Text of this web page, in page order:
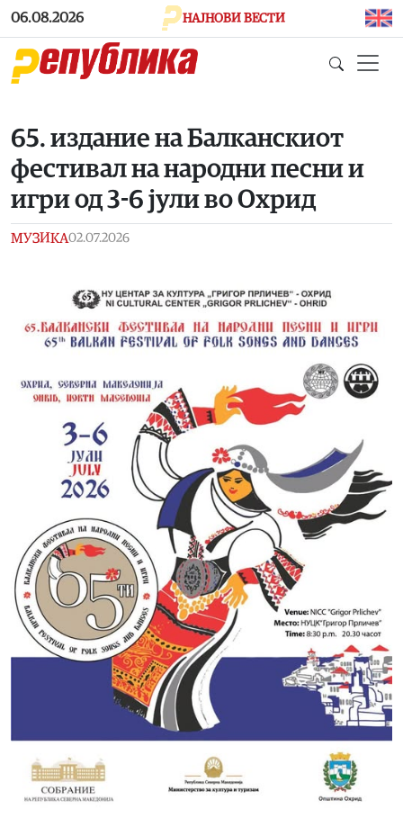
Skip to main content
06.08.2026 НАЈНОВИ ВЕСТИ
65. издание на Балканскиот
фестивал на народни песни и
игри од 3-6 јули во Охрид
МУЗИКА02.07.2026